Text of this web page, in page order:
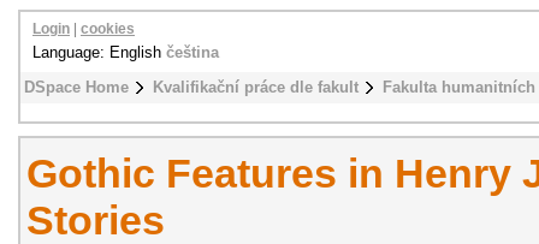
DSpace Home Kvalifikační práce dle fakult Fakulta
Login cookies
Language: English čeština
Gothic Features in Henry
Stories